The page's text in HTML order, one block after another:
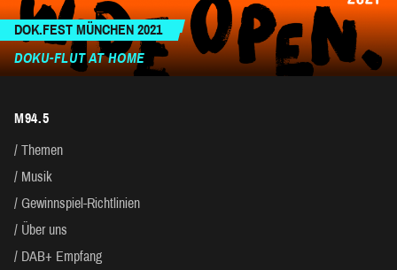
DOK.FEST MÜNCHEN 2021
DOKU-FLUT AT HOME
M94.5
Themen
Musik
Gewinnspiel-Richtlinien
Über uns
DAB+ Empfang